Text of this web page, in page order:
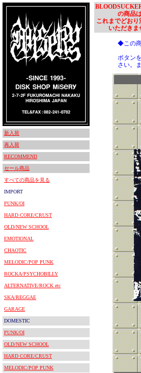
新入荷
再入荷
RECOMMEND
セール商品
すべての商品を見る
IMPORT
PUNK/OI
HARD CORE/CRUST
OLD/NEW SCHOOL
EMOTIONAL
CHAOTIC
MELODIC/POP PUNK
ROCKA/PSYCHOBILLY
ALTERNATIVE/ROCK etc
SKA/REGGAE
GARAGE
DOMESTIC
PUNK/OI
OLD/NEW SCHOOL
HARD CORE/CRUST
MELODIC/POP PUNK
の商品
これまでどおり
いただきま
◆この
ボタン
さい。